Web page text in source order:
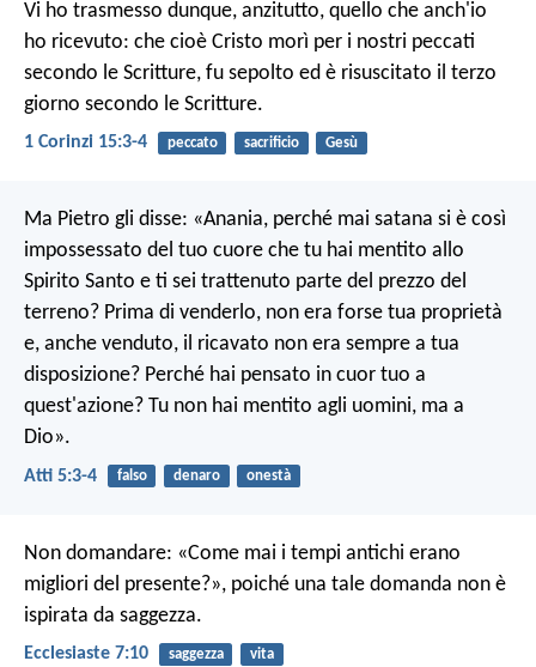
Vi ho trasmesso dunque, anzitutto, quello che anch'io
ho ricevuto: che cioè Cristo morì per i nostri peccati
secondo le Scritture, fu sepolto ed è risuscitato il terzo
giorno secondo le Scritture.
1 Corinzi 15:3-4 peccato sacrificio Gesù
Ma Pietro gli disse: «Anania, perché mai satana si è così
impossessato del tuo cuore che tu hai mentito allo
Spirito Santo e ti sei trattenuto parte del prezzo del
terreno? Prima di venderlo, non era forse tua proprietà
e, anche venduto, il ricavato non era sempre a tua
disposizione? Perché hai pensato in cuor tuo a
quest'azione? Tu non hai mentito agli uomini, ma a
Dio».
Atti 5:3-4 falso denaro onestà
Non domandare: «Come mai i tempi antichi erano
migliori del presente?», poiché una tale domanda non è
ispirata da saggezza.
Ecclesiaste 7:10 saggezza vita